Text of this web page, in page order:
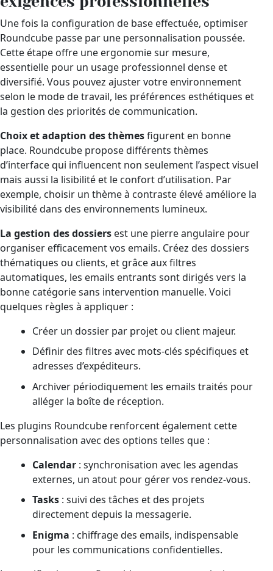
Une fois la configuration de base effectuée, optimiser
Roundcube passe par une personnalisation poussée.
Cette étape offre une ergonomie sur mesure,
essentielle pour un usage professionnel dense et
diversifié. Vous pouvez ajuster votre environnement
selon le mode de travail, les préférences esthétiques et
la gestion des priorités de communication.
Choix et adaption des thèmesfigurent en bonne
place. Roundcube propose différents thèmes
d’interface qui influencent non seulement l’aspect visuel
mais aussi la lisibilité et le confort d’utilisation. Par
exemple, choisir un thème à contraste élevé améliore la
visibilité dans des environnements lumineux.
La gestion des dossiers est une pierre angulaire pour
organiser efficacement vos emails. Créez des dossiers
thématiques ou clients, et grâce aux filtres
automatiques, les emails entrants sont dirigés vers la
bonne catégorie sans intervention manuelle. Voici
quelques règles à appliquer :
Créer un dossier par projet ou client majeur.
Définir des filtres avec mots-clés spécifiques et
adresses d’expéditeurs.
Archiver périodiquement les emails traités pour
alléger la boîte de réception.
Les plugins Roundcube renforcent également cette
personnalisation avec des options telles que :
Calendar: synchronisation avec les agendas
externes, un atout pour gérer vos rendez-vous.
Tasks: suivi des tâches et des projets
directement depuis la messagerie.
Enigma : chiffrage des emails, indispensable
pour les communications confidentielles.